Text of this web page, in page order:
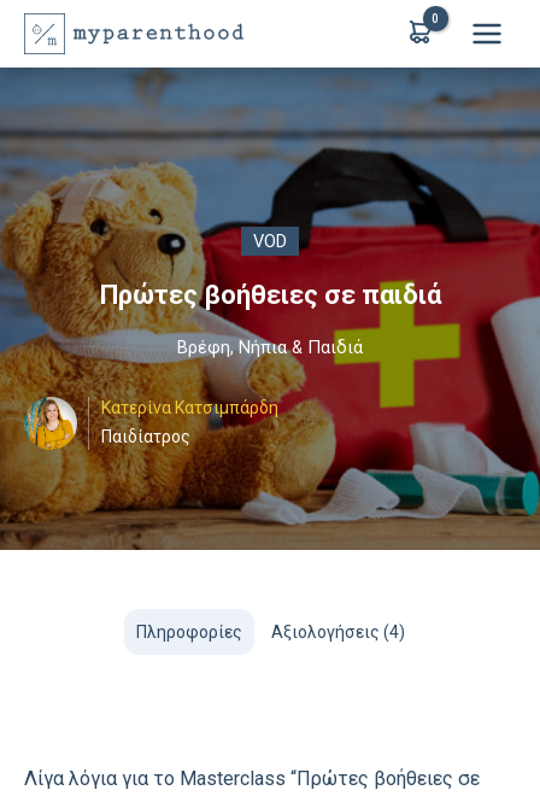
Μετάβαση
περιεχόμενο
VOD
Πρώτες βοήθειες σε παιδιά
Βρέφη,Νήπια & Παιδιά
Κατερίνα Κατσιμπάρδη
Παιδίατρος
Πληροφορίες Αξιολογήσεις (4)
Λίγα λόγια για το Masterclass “Πρώτες βοήθειες σε